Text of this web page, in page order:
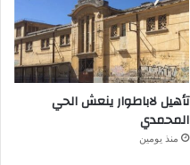
تأهيل لاباطوار ينعش الحي
المحمدي
منذ يومين